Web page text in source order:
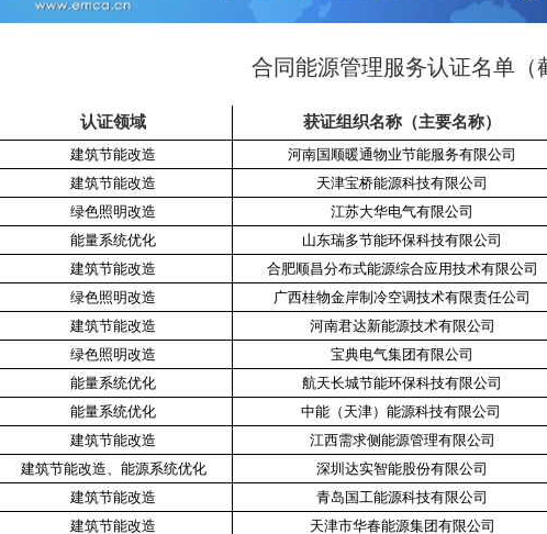
合同能源管理服务认证名单（
认证领域 获证组织名称（主要名称）
建筑节能改造 河南国顺暖通物业节能服务有限公司
建筑节能改造
天津宝桥能源科技有限公司
绿色照明改造
江苏大华电气有限公司
能量系统优化
山东瑞多节能环保科技有限公司
建筑节能改造
合肥顺昌分布式能源综合应用技术有限公司
绿色照明改造
广西桂物金岸制冷空调技术有限责任公司
建筑节能改造
河南君达新能源技术有限公司
绿色照明改造
宝典电气集团有限公司
能量系统优化
航天长城节能环保科技有限公司
能量系统优化
中能（天津）能源科技有限公司
建筑节能改造
江西需求侧能源管理有限公司
建筑节能改造、能源系统优化
深圳达实智能股份有限公司
建筑节能改造
青岛国工能源科技有限公司
建筑节能改造
天津市华春能源集团有限公司